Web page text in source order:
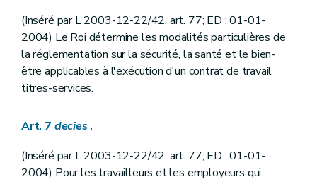
(Inséré par L 2003-12-22/42, art. 77; ED : 01-01-
2004) Le Roi détermine les modalités particulières de
la réglementation sur la sécurité, la santé et le bien-
être applicables à l'exécution d'un contrat de travail
titres-services.
Art. 7 decies.
(Inséré par L 2003-12-22/42, art. 77; ED : 01-01-
2004) Pour les travailleurs et les employeurs qui